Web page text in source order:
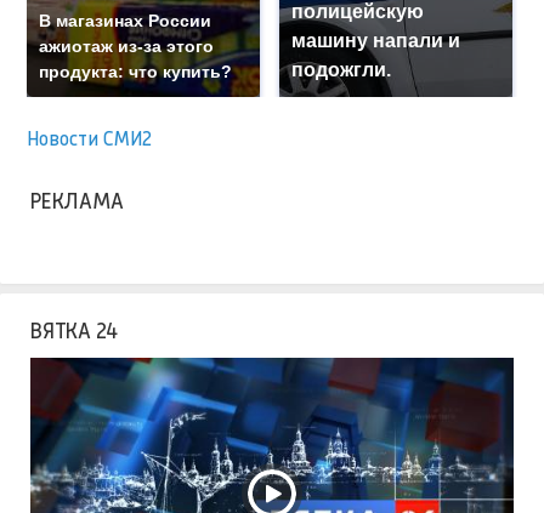
В магазинах России
ажиотаж из-за этого
продукта: что купить?
полицейскую
машину напали и
подожгли.
Новости СМИ2
РЕКЛАМА
ВЯТКА 24